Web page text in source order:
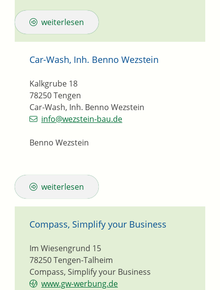
weiterlesen
Car-Wash, Inh. Benno Wezstein
Car-Wash, Inh. Benno Wezstein
Kalkgrube 18
78250Tengen
info@wezstein-bau.de
Benno Wezstein
weiterlesen
Compass, Simplify your Business
Compass, Simplify your Business
Im Wiesengrund 15
78250Tengen-Talheim
www.gw-werbung.de